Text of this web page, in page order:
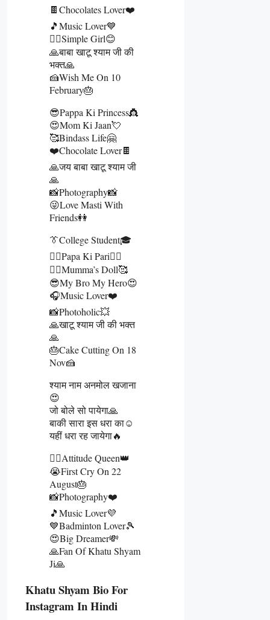
🍫Chocolates Lover❤️
🎵Music Lover💙
🙋‍♀️Simple Girl😊
🙏बाबा खाटू श्याम जी की
भक्त🙏
🍰Wish Me On 10
February🎂
😎Pappa Ki Princess👸
😍Mom Ki Jaan💘
🥰Bindass Life🤗
❤️Chocolate Lover🍫
🙏जय बाबा खाटू श्याम जी
🙏
📸Photography📸
😜Love Masti With
Friends👭
👔College Student🎓
🧔‍♂️Papa Ki Pari👰‍♀️
🙋‍♀️Mumma’s Doll🥰
😎My Bro My Hero😍
🎧Music Lover❤️
📸Photoholic💥
🙏खाटू श्याम जी की भक्त
🙏
🎂Cake Cutting On 18
Nov🍰
श्याम नाम अनमोल खजाना
😍
जो बोले सो पायेगा🙏
बाकी सारा इस धरा का☺️
यहीं धरा रह जायेगा🔥
👰‍♀️Attitude Queen👑
😭First Cry On 22
August🎂
📸Photography❤️
🎵Music Lover💜
💙Badminton Lover🎾
😍Big Dreamer💸
🙏Fan Of Khatu Shyam
Ji🙏
Khatu Shyam Bio For
Instagram In Hindi